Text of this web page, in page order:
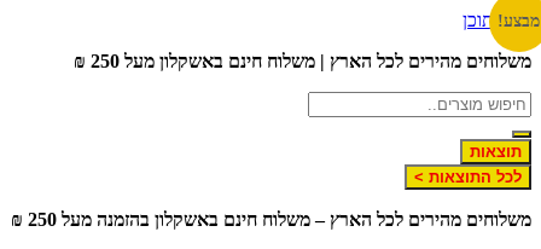
דלג לתוכן
משלוחים מהירים לכל הארץ | משלוח חינם באשקלון מעל 250 ₪
תוצאות
לכל התוצאות >
משלוחים מהירים לכל הארץ – משלוח חינם באשקלון בהזמנה מעל 250 ₪
מבצע!